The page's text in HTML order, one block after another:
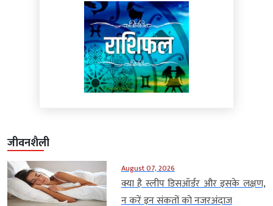
जीवनशैली
August 07, 2026
क्या है स्लीप डिसऑर्डर और इसके लक्षण,
न करें इन संकतों को नजरअंदाज